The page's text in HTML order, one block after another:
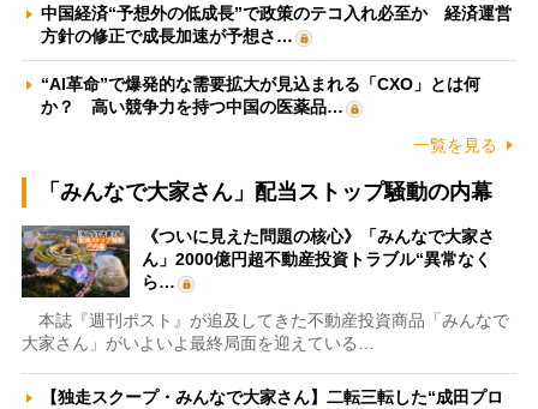
中国経済“予想外の低成長”で政策のテコ入れ必至か 経済運営
方針の修正で成長加速が予想さ…
“AI革命”で爆発的な需要拡大が見込まれる「CXO」とは何
か？ 高い競争力を持つ中国の医薬品…
一覧を見る
「みんなで大家さん」配当ストップ騒動の内幕
《ついに見えた問題の核心》「みんなで大家さ
ん」2000億円超不動産投資トラブル“異常なく
ら…
本誌『週刊ポスト』が追及してきた不動産投資商品「みんなで
大家さん」がいよいよ最終局面を迎えている…
【独走スクープ・みんなで大家さん】二転三転した“成田プロ